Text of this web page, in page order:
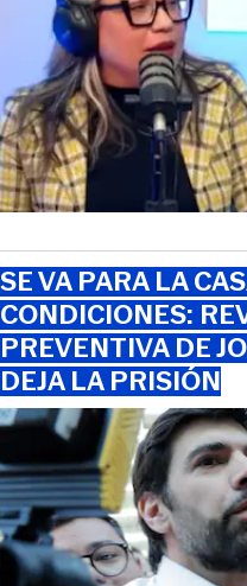
SE VA PARA LA
CONDICIONES:
PREVENTIVA DE
DEJA LA PRISIÓN